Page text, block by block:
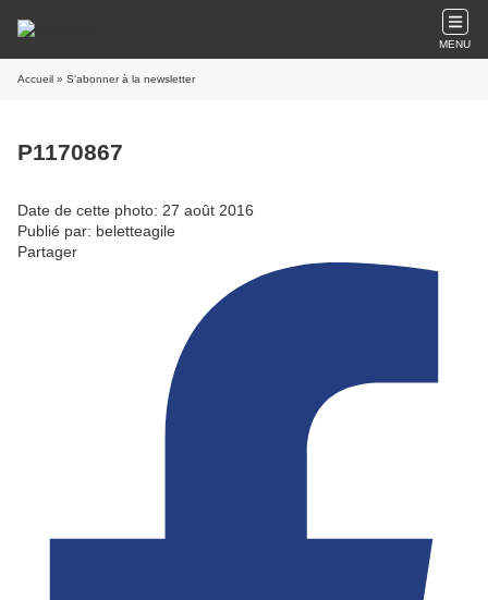
MENU
Accueil » S'abonner à la newsletter
P1170867
Date de cette photo: 27 août 2016
Publié par: beletteagile
Partager